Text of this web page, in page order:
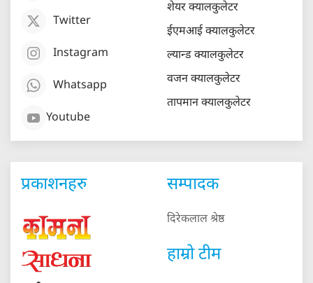
Twitter
Instagram
Whatsapp
Youtube
शेयर क्यालकुलेटर
ईएमआई क्यालकुलेटर
ल्यान्ड क्यालकुलेटर
वजन क्यालकुलेटर
तापमान क्यालकुलेटर
प्रकाशनहरु सम्पादक
दिरेकलाल श्रेष्ठ
हाम्रो टीम